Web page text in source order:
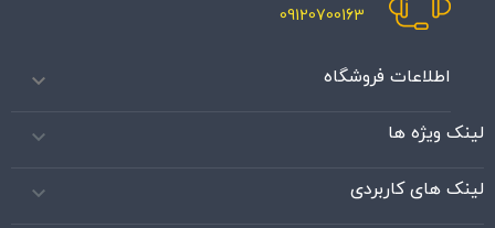
09120700163
اطلاعات فروشگاه 
لینک ویژه ها 
لینک های کاربردی 